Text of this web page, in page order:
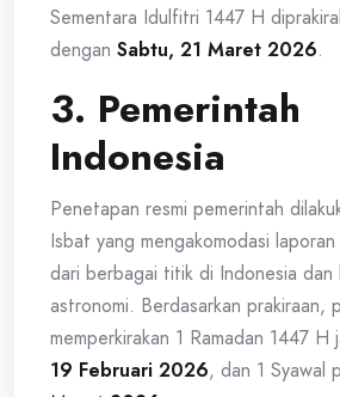
Sementara Idulfitri 1447 H
dengan Sabtu, 21 Maret 2026.
3. Pemerintah
Indonesia
Penetapan resmi pemerintah
Isbat yang mengakomodasi
dari berbagai titik di Indonesia dan
astronomi. Berdasarkan prakiraan,
memperkirakan 1 Ramadan 1447 H
19 Februari 2026, dan 1 Syawal